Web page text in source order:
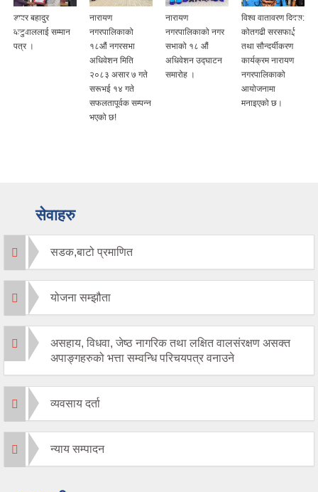
नारायण
नगरपालिकाको
१८औं नगरसभा
नारायण
नगरपालिकाको नगर
सभाको १८ औं
अधिवेशन उद्घाटन
समारोह ।
विश्व वातावरण दिवस:
कोतगढी सरसफाई
तथा सौन्दर्यीकरण
कार्यक्रम नारायण
नगरपालिकाको
पुरातत्व विभागका
महानिर्देशक सौभाग्य
प्रधानाङ्गज्यू
सहितको टोलीसँग
स्थलगत निरीक्षण ।
सेवाहरु
सडक,बाटो प्रमाणित
योजना सम्झौता
असहाय, विधवा, जेष्ठ नागरिक तथा लक्षित वालसंरक्षण असक्त
अपाङ्गहरुको भत्ता सम्वन्धि परिचयपत्र वनाउने
व्यवसाय दर्ता
न्याय सम्पादन